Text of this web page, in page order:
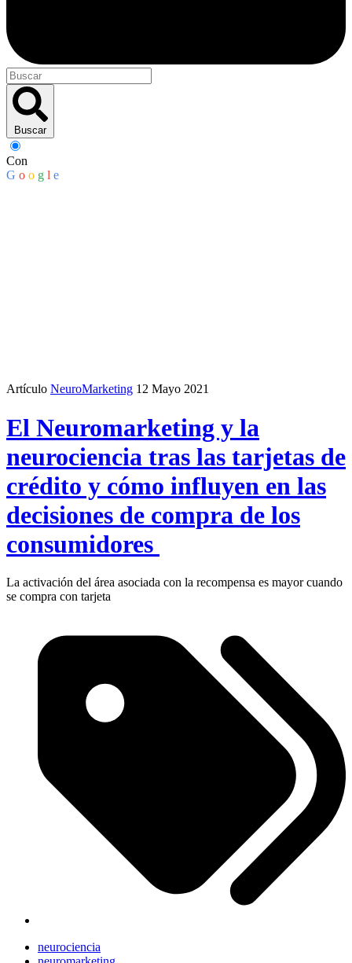
Buscar
Con
G o o g l e
Artículo NeuroMarketing 12 Mayo 2021
El Neuromarketing y la
neurociencia tras las tarjetas de
crédito y cómo influyen en las
decisiones de compra de los
consumidores
La activación del área asociada con la recompensa es mayor cuando
se compra con tarjeta
neurociencia